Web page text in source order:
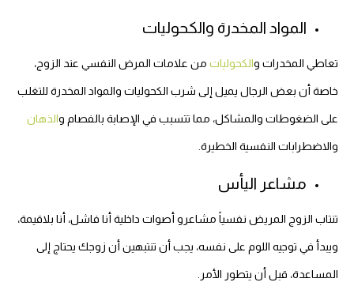
المواد المخدرة والكحوليات
تعاطي المخدرات والكحوليات من علامات المرض النفسي عند الزوج،
خاصة أن بعض الرجال يميل إلى شرب الكحوليات والمواد المخدرة للتغلب
على الضغوطات والمشاكل، مما تتسبب في الإصابة بالفصام والذهان
والاضطرابات النفسية الخطيرة.
مشاعر اليأس
تنتاب الزوج المريض نفسياً مشاعرو أصوات داخلية أنا فاشل، أنا بلاقيمة،
ويبدأ في توجيه اللوم على نفسه، يجب أن تنتبهين أن زوجك يحتاج إلى
المساعدة، قبل أن يتطور الأمر.